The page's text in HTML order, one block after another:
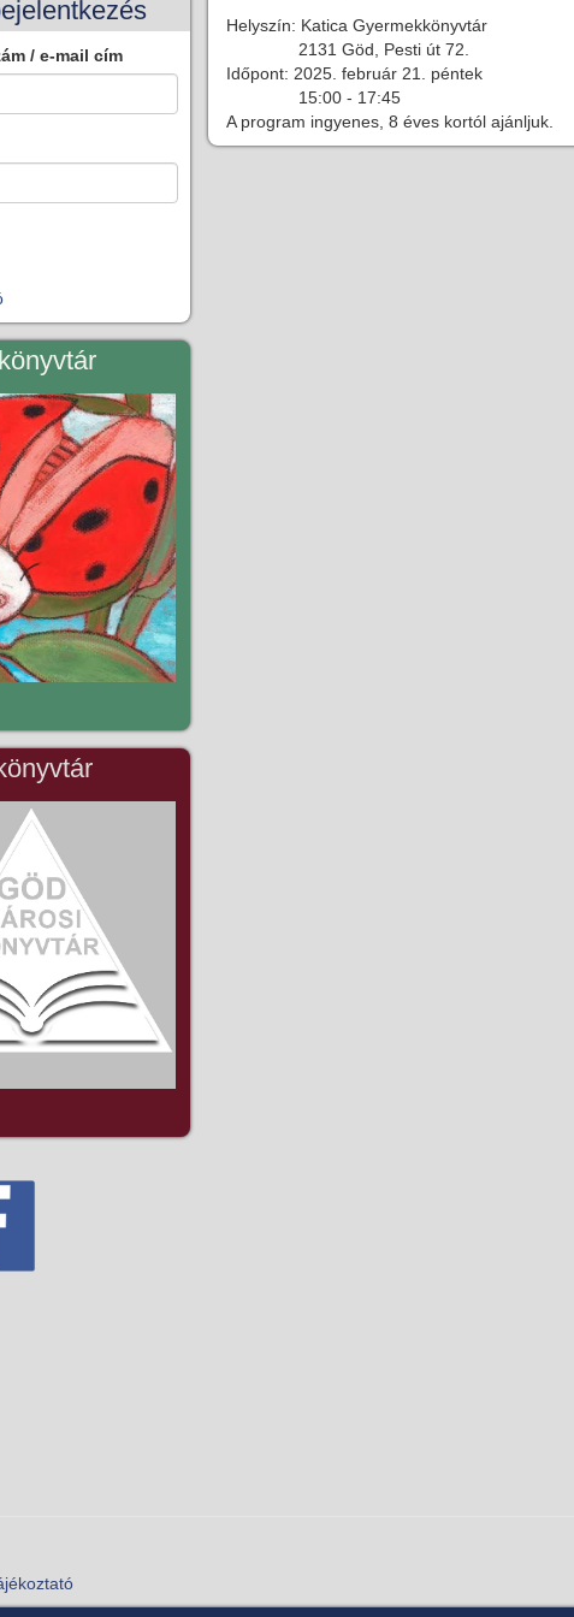
/ e-mail cím
Helyszín: Katica Gyermekkönyvtár
2131 Göd, Pesti út 72.
Időpont: 2025. február 21. péntek
15:00 - 17:45
A program ingyenes, 8 éves kortól ajánljuk.